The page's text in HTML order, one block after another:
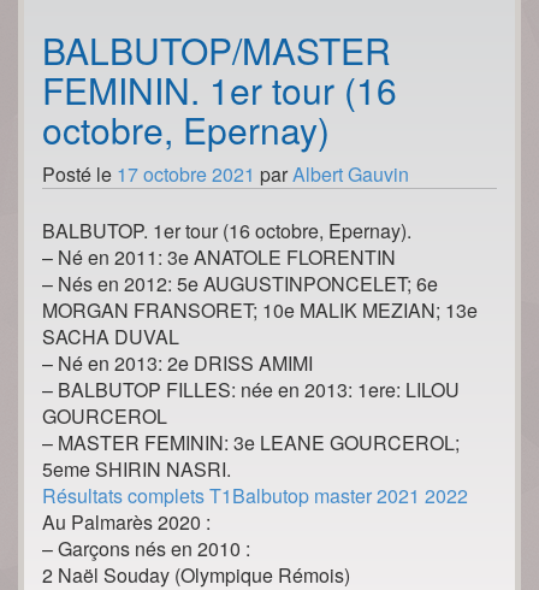
BALBUTOP/MASTER
FEMININ. 1er tour (16
octobre, Epernay)
Posté le 17 octobre 2021 parAlbert Gauvin
BALBUTOP. 1er tour (16 octobre, Epernay).
– Né en 2011: 3e ANATOLE FLORENTIN
– Nés en 2012: 5e AUGUSTINPONCELET; 6e
MORGAN FRANSORET; 10e MALIK MEZIAN; 13e
SACHA DUVAL
– Né en 2013: 2e DRISS AMIMI
– BALBUTOP FILLES: née en 2013: 1ere: LILOU
GOURCEROL
– MASTER FEMININ: 3e LEANE GOURCEROL;
5eme SHIRIN NASRI.
Résultats complets T1Balbutop master 2021 2022
Au Palmarès 2020 :
– Garçons nés en 2010 :
2 Naël Souday (Olympique Rémois)